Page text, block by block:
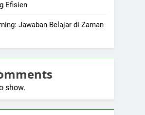
Efisien
Jawaban Belajar di Zaman
show.